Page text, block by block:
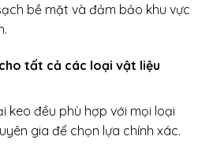
bề mặt và đảm bảo khu vực
tất cả các loại vật liệu
keo đều phù hợp với mọi loại
gia để chọn lựa chính xác.